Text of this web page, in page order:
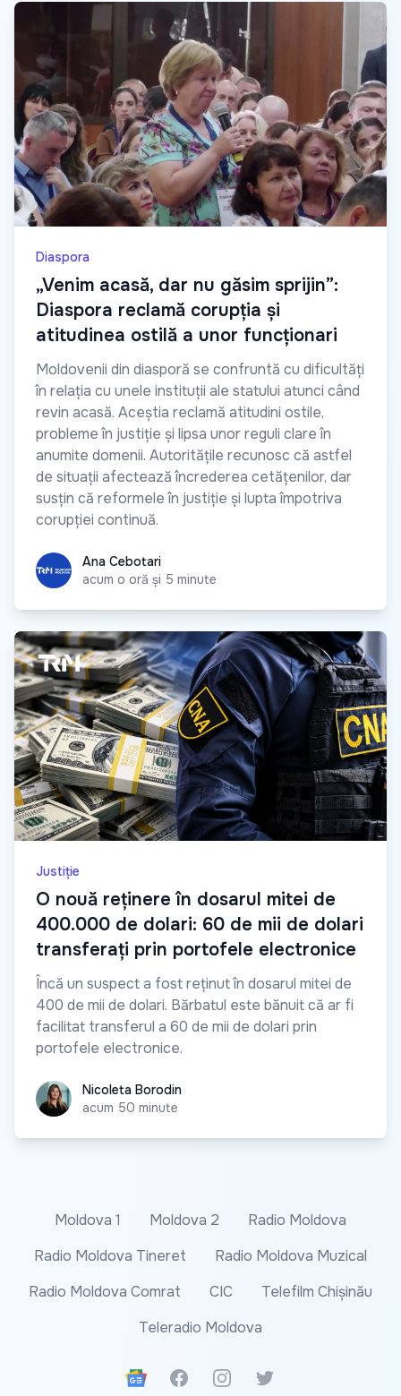
Diaspora
„Venim acasă, dar nu găsim sprijin”:
Diaspora reclamă corupția și
atitudinea ostilă a unor funcționari
Moldovenii din diasporă se confruntă cu dificultăți
în relația cu unele instituții ale statului atunci când
revin acasă. Aceștia reclamă atitudini ostile,
probleme în justiție și lipsa unor reguli clare în
anumite domenii. Autoritățile recunosc că astfel
de situații afectează încrederea cetățenilor, dar
susțin că reformele în justiție și lupta împotriva
corupției continuă.
Ana CebotariAna Cebotari
acum o oră și 5 minute
Justiție
O nouă reținere în dosarul mitei de
400.000 de dolari: 60 de mii de dolari
transferați prin portofele electronice
Încă un suspect a fost reținut în dosarul mitei de
400 de mii de dolari. Bărbatul este bănuit că ar fi
facilitat transferul a 60 de mii de dolari prin
portofele electronice.
Nicoleta Borodin
Nicoleta Borodin
acum 50 minute
Moldova 1 Moldova 2
Radio Moldova
Radio Moldova Tineret
Radio Moldova Muzical
Radio Moldova Comrat
CIC
Telefilm Chișinău
Teleradio Moldova
Google News
FacebookInstagramTwitter